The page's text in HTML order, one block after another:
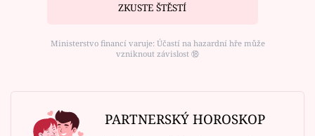
ZKUSTE ŠTĚSTÍ
Ministerstvo financí varuje: Účastí na hazardní hře může
vzniknout závislost ⑱
PARTNERSKÝ HOROSKOP